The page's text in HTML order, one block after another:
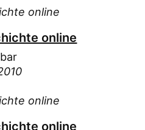
online
online
online
online